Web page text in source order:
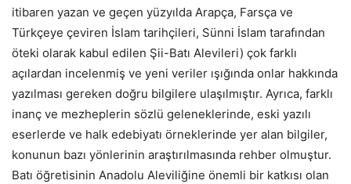
itibaren yazan ve geçen yüzyılda Arapça, Farsça ve
Türkçeye çeviren İslam tarihçileri, Sünni İslam tarafından
öteki olarak kabul edilen Şii-Batı Alevileri) çok farklı
açılardan incelenmiş ve yeni veriler ışığında onlar hakkında
yazılması gereken doğru bilgilere ulaşılmıştır. Ayrıca, farklı
inanç ve mezheplerin sözlü geleneklerinde, eski yazılı
eserlerde ve halk edebiyatı örneklerinde yer alan bilgiler,
konunun bazı yönlerinin araştırılmasında rehber olmuştur.
Batı öğretisinin Anadolu Aleviliğine önemli bir katkısı olan